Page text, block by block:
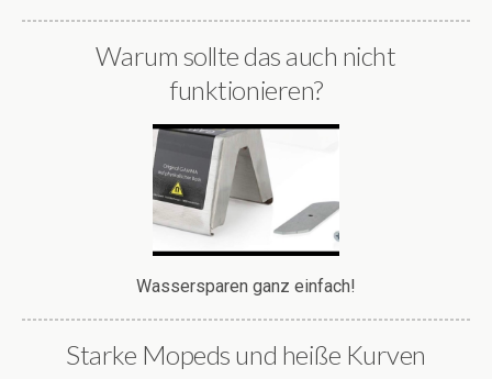
Warum sollte das auch nicht
funktionieren?
Wassersparen ganz einfach!
Starke Mopeds und heiße Kurven